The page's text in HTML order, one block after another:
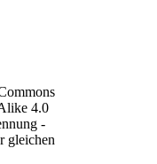
4.0
-
gleichen